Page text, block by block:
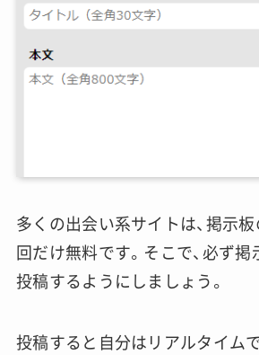
多くの出会い系サイトは、掲示
回だけ無料です。そこで、必ず
投稿するようにしましょう。
投稿すると自分はリアルタイム